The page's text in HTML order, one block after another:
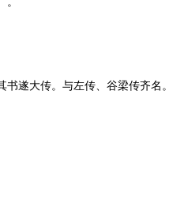
遂大传。与左传、谷梁传齐名。